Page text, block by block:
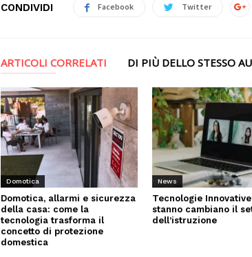
CONDIVIDI Facebook Twitter
ARTICOLI CORRELATI DI PIÙ DELLO STESSO
Domotica
Domotica, allarmi e sicurezza
della casa: come la
tecnologia trasforma il
concetto di protezione
domestica
News
Tecnologie
stanno cambiano il
dell’istruzione